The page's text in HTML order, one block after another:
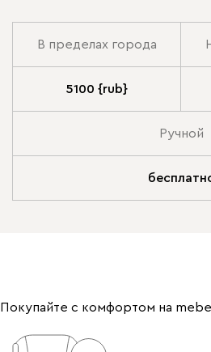
В пределах города
5100 {rub}
Ручной
Покупайте с комфортом на